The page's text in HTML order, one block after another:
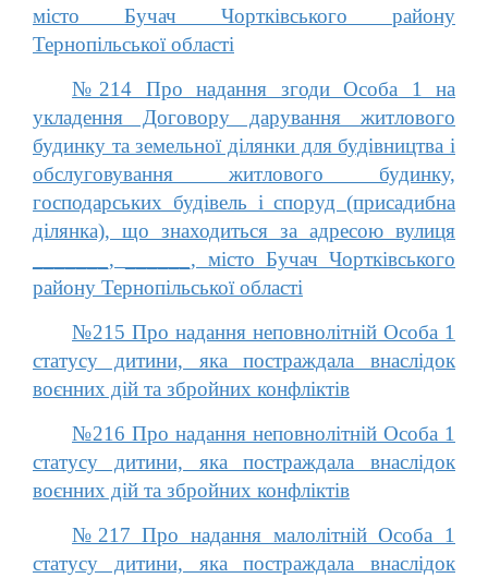
місто Бучач Чортківського району
Тернопільської області
№214 Про надання згоди Особа 1 на
укладення Договору дарування житлового
будинку та земельної ділянки для будівництва і
обслуговування житлового будинку,
господарських будівель і споруд (присадибна
ділянка), що знаходиться за адресою вулиця
_______, ______, місто Бучач Чортківського
району Тернопільської області
№215 Про надання неповнолітній Особа 1
статусу дитини, яка постраждала внаслідок
воєнних дій та збройних конфліктів
№216 Про надання неповнолітній Особа 1
статусу дитини, яка постраждала внаслідок
воєнних дій та збройних конфліктів
№217 Про надання малолітній Особа 1
статусу дитини, яка постраждала внаслідок